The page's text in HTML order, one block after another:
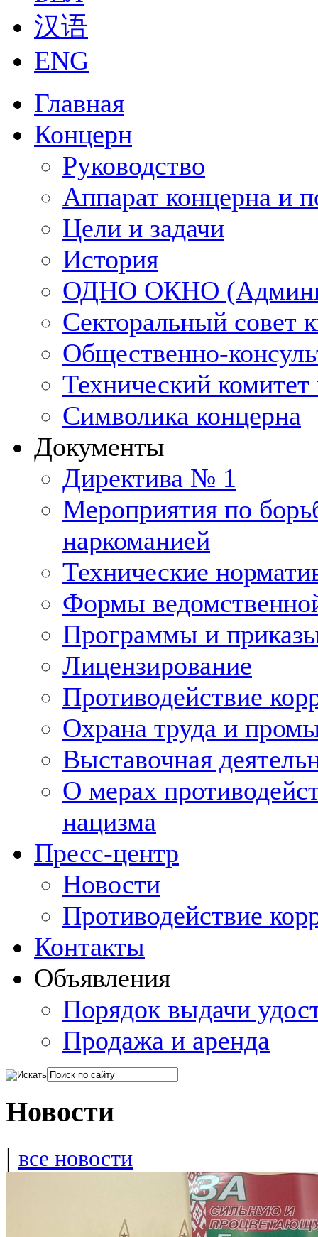
汉语
ENG
Главная
Концерн
Руководство
Аппарат концерна и
Цели и задачи
История
ОДНО ОКНО
Секторальный совет
Общественно-
Технический
Символика концерна
Документы
Директива № 1
Мероприятия по
наркоманией
Технические
Формы
Программы и
Лицензирование
Противодействие
Охрана труда и
Выставочная
О мерах
нацизма
Пресс-центр
Новости
Противодействие
Контакты
Объявления
Порядок выдачи
Продажа и аренда
Новости
| все новости